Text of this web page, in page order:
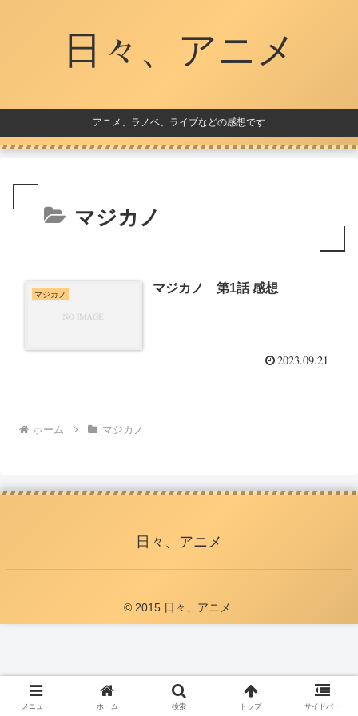
日々、アニメ
アニメ、ラノベ、ライブなどの感想です
マジカノ
マジカノ マジカノ 第1話 感想
2023.09.21
ホーム マジカノ
日々、アニメ
© 2015 日々、アニメ.
メニュー ホーム 検索 トップ サイドバー